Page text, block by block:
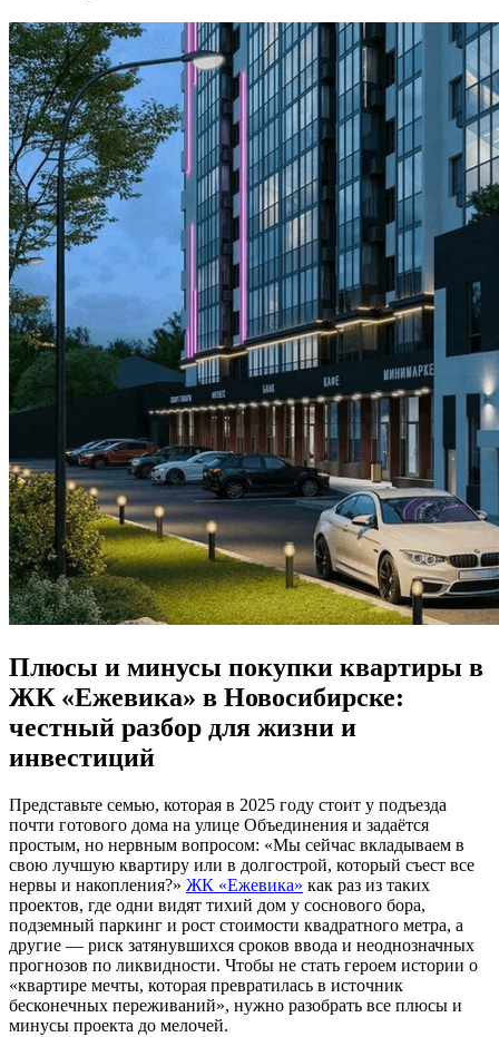
Плюсы и минусы покупки квартиры в
ЖК «Ежевика» в Новосибирске:
честный разбор для жизни и
инвестиций
Представьте семью, которая в 2025 году стоит у подъезда
почти готового дома на улице Объединения и задаётся
простым, но нервным вопросом: «Мы сейчас вкладываем в
свою лучшую квартиру или в долгострой, который съест все
нервы и накопления?» ЖК «Ежевика» как раз из таких
проектов, где одни видят тихий дом у соснового бора,
подземный паркинг и рост стоимости квадратного метра, а
другие — риск затянувшихся сроков ввода и неоднозначных
прогнозов по ликвидности. Чтобы не стать героем истории о
«квартире мечты, которая превратилась в источник
бесконечных переживаний», нужно разобрать все плюсы и
минусы проекта до мелочей.